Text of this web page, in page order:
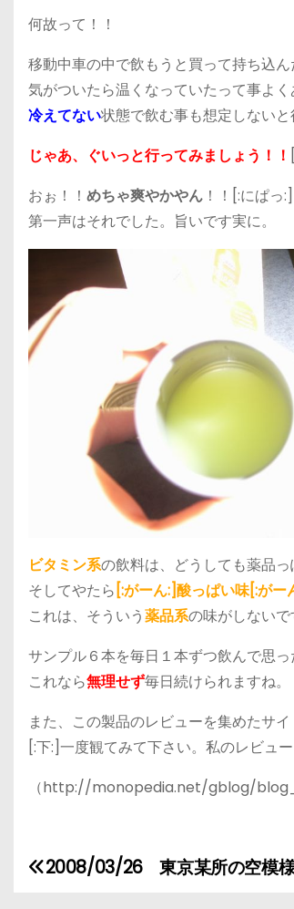
何故って！！
移動中車の中で飲もうと買って持ち込
気がついたら温くなっていたって事よ
冷えてない状態で飲む事も想定しないと
じゃあ、ぐいっと行ってみましょう！！
おぉ！！ めちゃ爽やかやん ！！[:にぱっ:]
第一声はそれでした。旨いです実に。
ビタミン系の飲料は、どうしても薬品
そしてやたら [:がーん:]酸っぱい味[:がー
これは、そういう薬品系の味がしない
サンプル６本を毎日１本ずつ飲んで思
これなら無理せず毎日続けられますね。
また、この製品のレビューを集めたサ
[:下:]一度観てみて下さい。私のレビュ
（http://monopedia.net/gblog/
投2008/03/26 東京某所の空模